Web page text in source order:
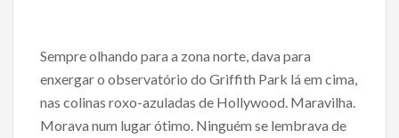
Sempre olhando para a zona norte, dava para
enxergar o observatório do Griffith Park lá em cima,
nas colinas roxo-azuladas de Hollywood. Maravilha.
Morava num lugar ótimo. Ninguém se lembrava de